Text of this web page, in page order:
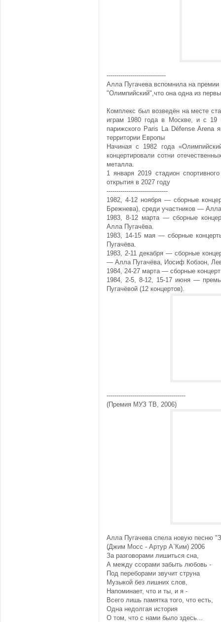
------------------------------
Алла Пугачева вспомнила на
"Олимпийский",что она одна из
Комплекс был возведён на месте
играм 1980 года в Москве, и с 19
парижского Paris La Défense
территории Европы
Начиная с 1982 года
концертировали сотни
металла.
1 января 2019 стадион
открытия в 2027 году
-------------------------------
1982, 4-12 ноября — сборные
Брежнева), среди участников —
1983, 8-12 марта — сборные
Алла Пугачёва.
1983, 14-15 мая — сборные
Пугачёва.
1983, 2-11 декабря — сборные
— Алла Пугачёва, Иосиф Кобзон,
1984, 24-27 марта — сборные
1984, 2-5, 8-12, 15-17 июня —
Пугачёвой (12 концертов).
----------------------------------------
(Премия МУЗ ТВ, 2006)
Алла Пугачева спела новую песню
(Джим Мосс - Артур А`Ким) 2006
За разговорами лишиться сна,
А между ссорами забыть любовь -
Под переборами звучит струна
Музыкой без лишних слов,
Напоминает, что и ты, и я -
Всего лишь памятка того, что есть,
Одна недолгая история
О том, что с нами было здесь...